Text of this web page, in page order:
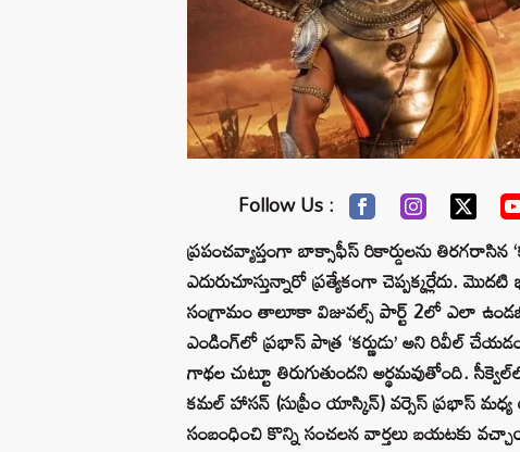
Follow Us :
ప్రపంచవ్యాప్తంగా బాక్సాఫీస్ రికార్డులను తిరగరాసిన
ఎదురుచూస్తున్నారో ప్రత్యేకంగా చెప్పక్కర్లేదు.
సంగ్రామం తాలూకా విజువల్స్ పార్ట్ 2లో ఎలా
ఎండింగ్‌లో ప్రభాస్ పాత్ర ‘కర్ణుడు’ అని రివీల్
గాథల చుట్టూ తిరుగుతుందని అర్థమవుతోంది.
కమల్ హాసన్ (సుప్రీం యాస్కిన్) వర్సెస్ ప్రభాస్
సంబంధించి కొన్ని సంచలన వార్తలు బయటకు